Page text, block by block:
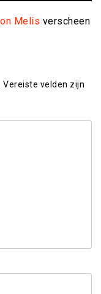
Melis verscheen
Vereiste velden zijn